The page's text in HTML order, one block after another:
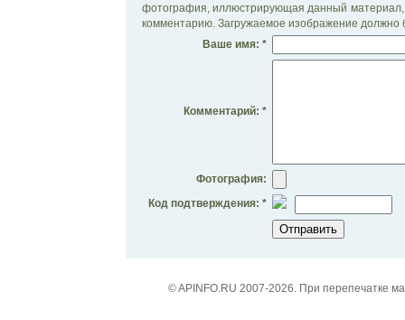
фотография, иллюстрирующая данный материал,
комментарию. Загружаемое изображение должно
Ваше имя: *
Комментарий: *
Фотография:
Код подтверждения: *
© APINFO.RU 2007-2026. При перепечатке